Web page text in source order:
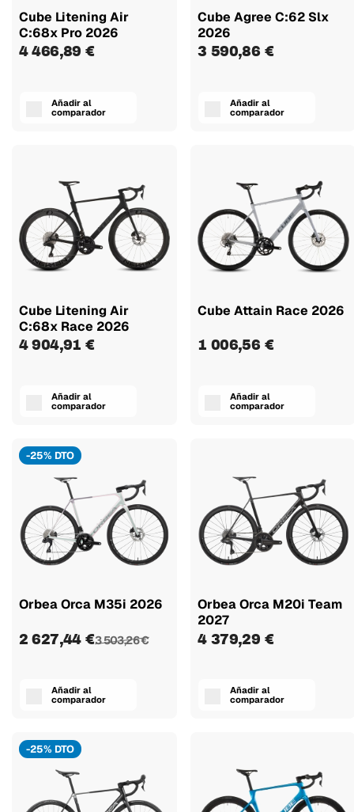
Cube Litening Air
C:68x Pro 2026
4 466,89 €
Añadir al
comparador
Cube Agree C:62 Slx
2026
3 590,86 €
Añadir al
comparador
Cube Litening Air
C:68x Race 2026
4 904,91 €
Añadir al
comparador
Cube Attain Race 2026
1 006,56 €
Añadir al
comparador
-25% DTO
Orbea Orca M35i 2026
2 627,44 €3 503,26 €
Añadir al
comparador
Orbea Orca M20i Team
2027
4 379,29 €
Añadir al
comparador
-25% DTO